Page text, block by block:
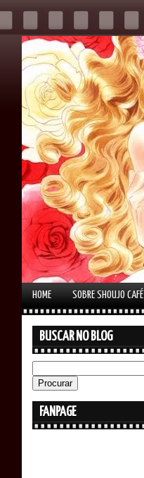
HOME SOBRE SHOUJO CAFÉ
BUSCAR NO BLOG
FANPAGE